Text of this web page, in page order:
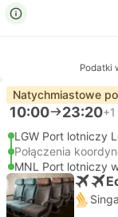
Podatki
Natychmiastowe
10:00 23:20+1
LGW Port lotniczy
Połączenia
MNL Port lotniczy